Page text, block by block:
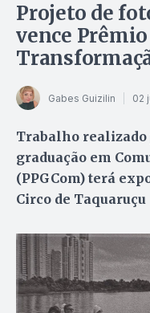
Projeto de
vence
Gabes Guizilin 02
Trabalho realizado
graduação em
(PPGCom) terá
Circo de Taquaruçu